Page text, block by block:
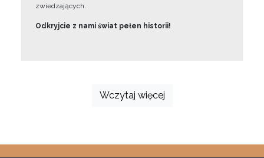
zwiedzających.
Odkryjcie z nami świat pełen historii!
Wczytaj więcej